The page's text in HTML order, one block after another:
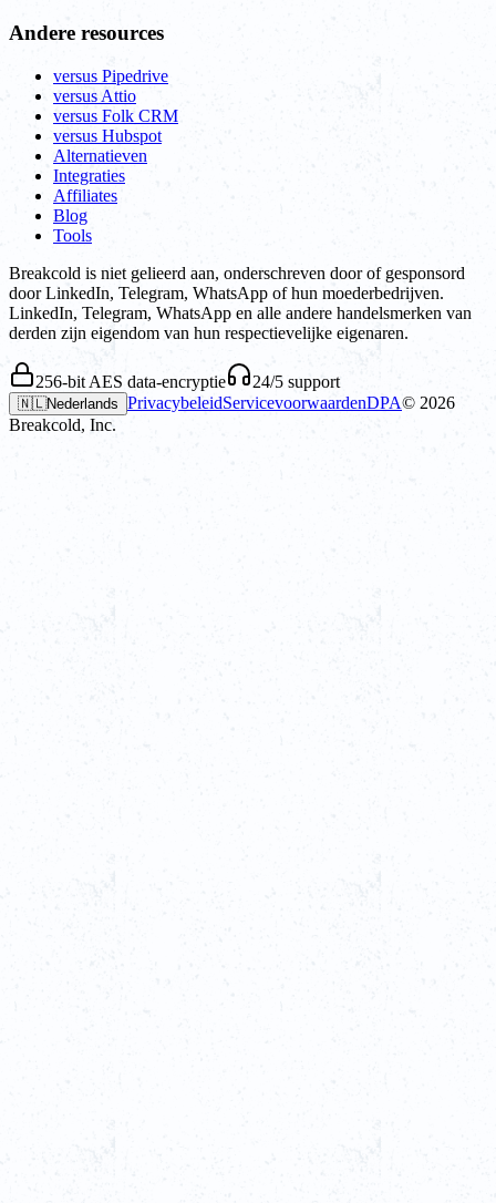
Andere resources
versus Pipedrive
versus Attio
versus Folk CRM
versus Hubspot
Alternatieven
Integraties
Affiliates
Blog
Tools
Breakcold is niet gelieerd aan, onderschreven door of gesponsord
door LinkedIn, Telegram, WhatsApp of hun moederbedrijven.
LinkedIn, Telegram, WhatsApp en alle andere handelsmerken van
derden zijn eigendom van hun respectievelijke eigenaren.
256-bit AES data-encryptie 24/5 support
🇳🇱Nederlands PrivacybeleidServicevoorwaardenDPA© 2026
Breakcold, Inc.